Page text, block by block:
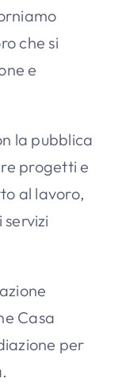
che si
e
la pubblica
progetti e
al lavoro,
servizi
Casa
per